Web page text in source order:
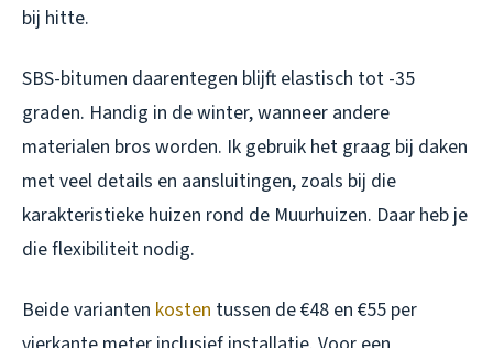
bij hitte.
SBS-bitumen daarentegen blijft elastisch tot -35
graden. Handig in de winter, wanneer andere
materialen bros worden. Ik gebruik het graag bij daken
met veel details en aansluitingen, zoals bij die
karakteristieke huizen rond de Muurhuizen. Daar heb je
die flexibiliteit nodig.
Beide varianten kosten tussen de €48 en €55 per